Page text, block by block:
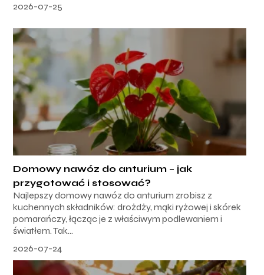
2026-07-25
Domowy nawóz do anturium – jak
przygotować i stosować?
Najlepszy domowy nawóz do anturium zrobisz z
kuchennych składników: drożdży, mąki ryżowej i skórek
pomarańczy, łącząc je z właściwym podlewaniem i
światłem. Tak...
2026-07-24